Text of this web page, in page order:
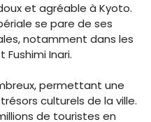
et agréable à Kyoto.
se pare de ses
notamment dans les
Inari.
permettant une
culturels de la ville.
de touristes en